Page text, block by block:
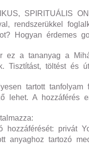
SPIRITUÁLIS
rendszerükkel
Hogyan érdemes
ez a tananyag a
Tisztítást, töltést és
tartott
lehet. A hozzáférés
hozzáférését: privát
anyaghoz tartozó